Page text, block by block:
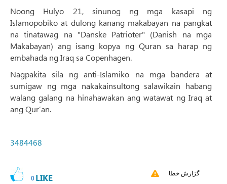
Noong Hulyo 21, sinunog ng mga kasapi ng
Islamopobiko at dulong kanang makabayan na pangkat
na tinatawag na "Danske Patrioter" (Danish na mga
Makabayan) ang isang kopya ng Quran sa harap ng
embahada ng Iraq sa Copenhagen.
Nagpakita sila ng anti-Islamiko na mga bandera at
sumigaw ng mga nakakainsultong salawikain habang
walang galang na hinahawakan ang watawat ng Iraq at
ang Qur’an.
3484468
0 LIKE گزارش خطا